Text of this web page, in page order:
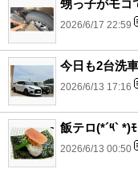
甥っ子がモコ
2026/6/17 22:59
今日も2台洗
2026/6/13 17:16
飯テロ(*´༥` *)
2026/6/13 00:50